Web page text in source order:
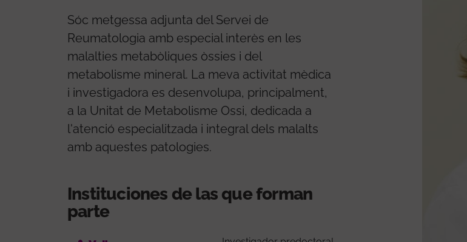
Sóc metgessa adjunta del Servei de
Reumatologia amb especial interès en les
malalties metabòliques òssies i del
metabolisme mineral. La meva activitat mèdica
i investigadora es desenvolupa, principalment,
a la Unitat de Metabolisme Ossi, dedicada a
l'atenció especialitzada i integral dels malalts
amb aquestes patologies.
Instituciones de las que forman
parte